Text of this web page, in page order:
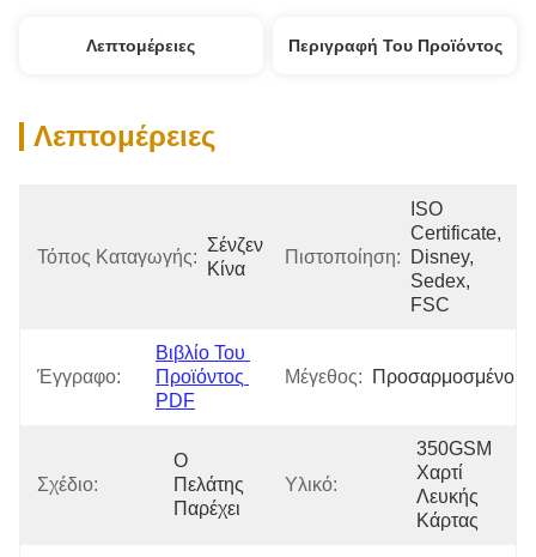
Λεπτομέρειες Περιγραφή Του Προϊόντος
Λεπτομέρειες
Τόπος Καταγωγής:
Σένζεν
Κίνα
Πιστοποίηση:
ISO
Certificate,
Disney,
Sedex,
FSC
Έγγραφο:
Βιβλίο Του
Προϊόντος
PDF
Μέγεθος: Προσαρμοσμένο
Σχέδιο:
Ο
Πελάτης
Παρέχει
Υλικό:
350GSM
Χαρτί
Λευκής
Κάρτας